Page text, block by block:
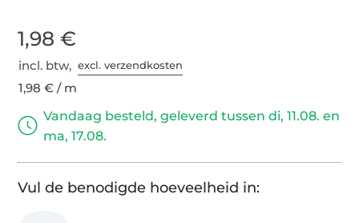
1,98 €
incl. btw,excl. verzendkosten
1,98 € / m
Vandaag besteld, geleverd tussen di, 11.08. en
ma, 17.08.
Vul de benodigde hoeveelheid in: